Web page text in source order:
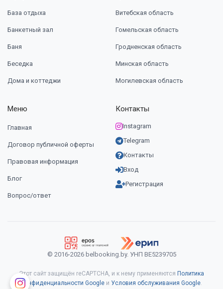
База отдыха
Банкетный зал
Баня
Беседка
Дома и коттеджи
Витебская область
Гомельская область
Гродненская область
Минская область
Могилевская область
Меню
Главная
Договор публичной оферты
Правовая информация
Блог
Вопрос/ответ
Контакты
Instagram
Telegram
Контакты
Вход
Регистрация
© 2016-2026 belbooking.by. УНП ВЕ5239705
Этот сайт защищён reCAPTCHA, и к нему применяются Политика
конфиденциальности Googleи Условия обслуживания Google.